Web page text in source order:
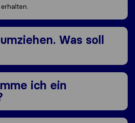
Was soll
ich ein